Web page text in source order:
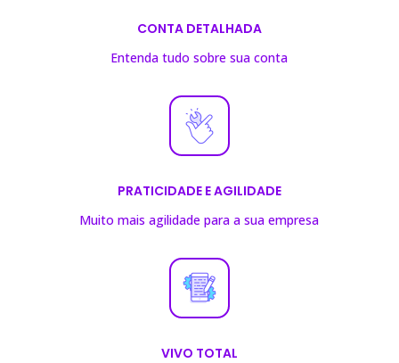
CONTA DETALHADA
Entenda tudo sobre sua conta
PRATICIDADE E AGILIDADE
Muito mais agilidade para a sua empresa
VIVO TOTAL